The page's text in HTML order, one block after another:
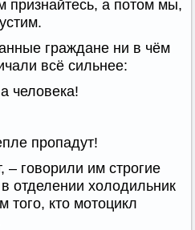
признайтесь, а потом мы,
граждане ни в чём
всё сильнее:
человека!
пропадут!
– говорили им строгие
отделении холодильник
того, кто мотоцикл